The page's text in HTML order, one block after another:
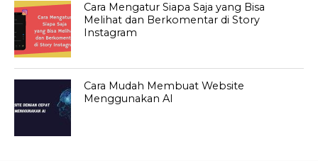
Cara Mengatur Siapa Saja yang Bisa
Melihat dan Berkomentar di Story
Instagram
Cara Mudah Membuat Website
Menggunakan AI